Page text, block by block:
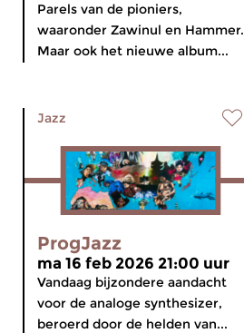
Parels van de pioniers,
waaronder Zawinul en Hammer.
Maar ook het nieuwe album...
Jazz
ProgJazz
ma 16 feb 2026 21:00 uur
Vandaag bijzondere aandacht
voor de analoge synthesizer,
beroerd door de helden van...